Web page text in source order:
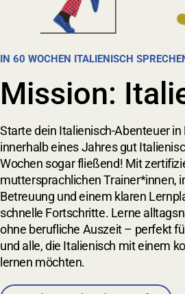
IN 60 WOCHEN ITALIENISCH
Mission:
Starte dein Italienisch-Abenteuer in
innerhalb eines Jahres gut
Wochen sogar fließend! Mit
muttersprachlichen Trainer*innen,
Betreuung und einem klaren
schnelle Fortschritte. Lerne
ohne berufliche Auszeit – perfekt
und alle, die Italienisch mit einem
lernen möchten.